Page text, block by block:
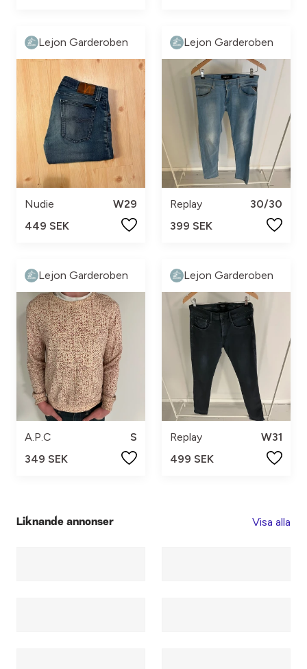
Lejon Garderoben
Nudie
W29
449 SEK
Lejon Garderoben
Replay
30/30
399 SEK
Lejon Garderoben
A.P.C
S
349 SEK
Lejon Garderoben
Replay
W31
499 SEK
Liknande annonser Visa alla